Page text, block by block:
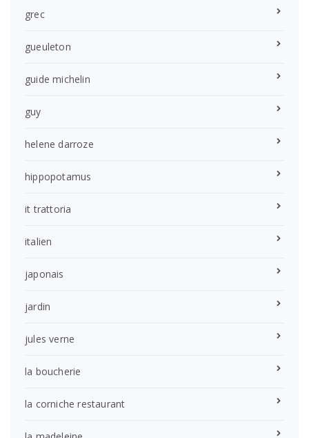
grec
gueuleton
guide michelin
guy
helene darroze
hippopotamus
it trattoria
italien
japonais
jardin
jules verne
la boucherie
la corniche restaurant